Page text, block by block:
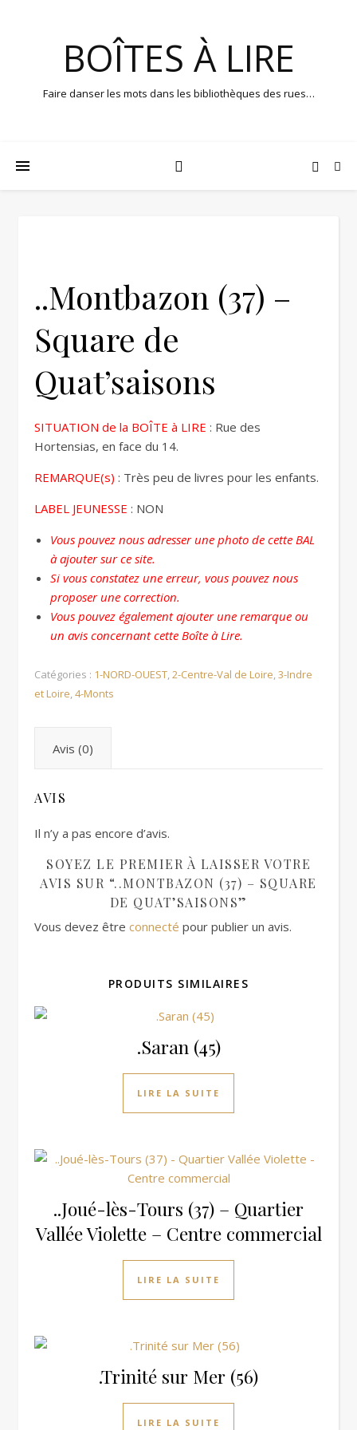
BOÎTES À LIRE
Faire danser les mots dans les bibliothèques des rues…
..Montbazon (37) –
Square de
Quat’saisons
SITUATION de la BOÎTE à LIRE : Rue des
Hortensias, en face du 14.
REMARQUE(s) : Très peu de livres pour les enfants.
LABEL JEUNESSE : NON
Vous pouvez nous adresser une photo de cette BAL
à ajouter sur ce site.
Si vous constatez une erreur, vous pouvez nous
proposer une correction.
Vous pouvez également ajouter une remarque ou
un avis concernant cette Boîte à Lire.
Catégories : 1-NORD-OUEST,2-Centre-Val de Loire,3-Indre
et Loire,4-Monts
Avis (0)
AVIS
Il n’y a pas encore d’avis.
SOYEZ LE PREMIER À LAISSER VOTRE
AVIS SUR “..MONTBAZON (37) – SQUARE
DE QUAT’SAISONS”
Vous devez être connecté pour publier un avis.
PRODUITS SIMILAIRES
.Saran (45)
LIRE LA SUITE
..Joué-lès-Tours (37) – Quartier
Vallée Violette – Centre commercial
LIRE LA SUITE
.Trinité sur Mer (56)
LIRE LA SUITE